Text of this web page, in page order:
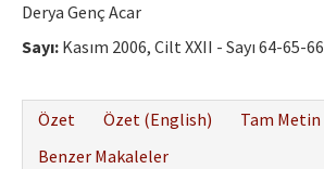
Derya Genç Acar
Sayı: Kasım 2006, Cilt XXII - Sayı 64-65-66
Özet
Özet (English) Tam Metin
Benzer Makaleler